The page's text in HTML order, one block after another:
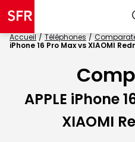
Accueil Téléphones
iPhone 16 Pro Max vs XIAOMI
APPLE iPhone
XIAOMI